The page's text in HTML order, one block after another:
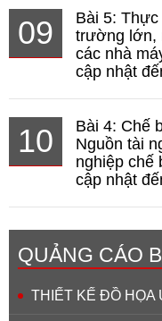
09
Bài 5:
trường lớn,
các nhà
cập nhật
10
Bài 4: Chế
Nguồn tài
nghiệp chế
cập nhật
QUẢNG CÁO
THIẾT KẾ ĐỒ HỌA